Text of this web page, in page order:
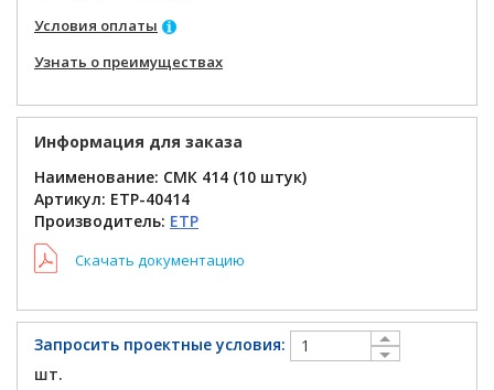
Условия оплаты
Узнать о преимуществах
Информация для заказа
Наименование: СМК 414 (10 штук)
Артикул: ETP-40414
Производитель: ETP
Скачать документацию
Запросить проектные условия:
шт.